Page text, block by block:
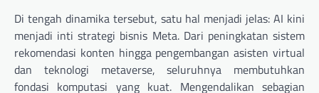
Di tengah dinamika tersebut, satu hal menjadi jelas: AI kini
menjadi inti strategi bisnis Meta. Dari peningkatan sistem
rekomendasi konten hingga pengembangan asisten virtual
dan teknologi metaverse, seluruhnya membutuhkan
fondasi komputasi yang kuat. Mengendalikan sebagian